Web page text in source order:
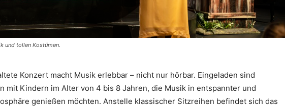
und tollen Kostümen.
Konzert macht Musik erlebbar – nicht nur hörbar. Eingeladen sind
mit Kindern im Alter von 4 bis 8 Jahren, die Musik in entspannter und
genießen möchten. Anstelle klassischer Sitzreihen befindet sich das